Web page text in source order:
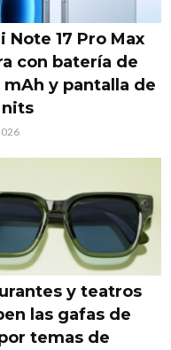
Note 17 Pro Max
con batería de
y pantalla de
nits
y teatros
las gafas de
temas de